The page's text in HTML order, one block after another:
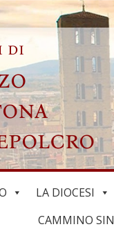
di
LA DIOCESI
CAMMINO